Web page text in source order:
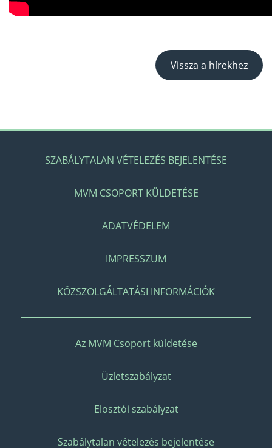
Vissza a hírekhez
SZABÁLYTALAN VÉTELEZÉS BEJELENTÉSE
MVM CSOPORT KÜLDETÉSE
ADATVÉDELEM
IMPRESSZUM
KÖZSZOLGÁLTATÁSI INFORMÁCIÓK
Az MVM Csoport küldetése
Üzletszabályzat
Elosztói szabályzat
Szabálytalan vételezés bejelentése